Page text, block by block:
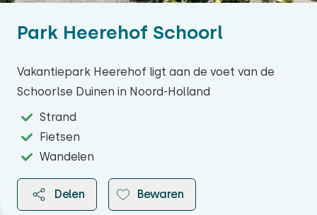
Park Heerehof Schoorl
Vakantiepark Heerehof ligt aan de voet van de
Schoorlse Duinen in Noord-Holland
Strand
Fietsen
Wandelen
Delen Bewaren